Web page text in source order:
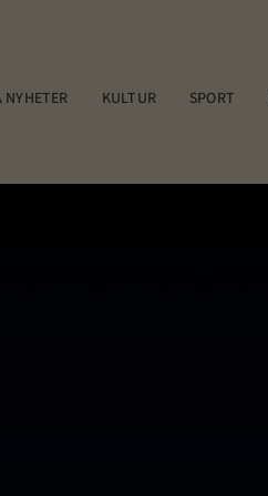
NYHETER KULTUR SPORT